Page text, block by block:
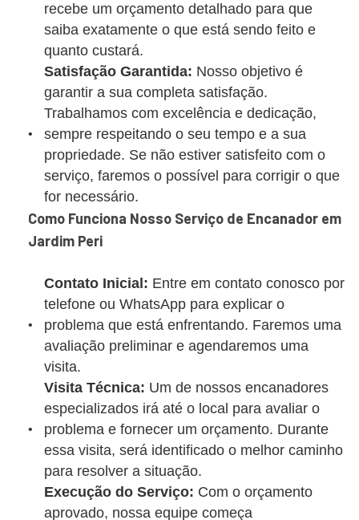
recebe um orçamento detalhado para que
saiba exatamente o que está sendo feito e
quanto custará.
Satisfação Garantida: Nosso objetivo é
garantir a sua completa satisfação.
Trabalhamos com excelência e dedicação,
sempre respeitando o seu tempo e a sua
propriedade. Se não estiver satisfeito com o
serviço, faremos o possível para corrigir o que
for necessário.
Como Funciona Nosso Serviço de Encanador em
Jardim Peri
Contato Inicial: Entre em contato conosco por
telefone ou WhatsApp para explicar o
problema que está enfrentando. Faremos uma
avaliação preliminar e agendaremos uma
visita.
Visita Técnica: Um de nossos encanadores
especializados irá até o local para avaliar o
problema e fornecer um orçamento. Durante
essa visita, será identificado o melhor caminho
para resolver a situação.
Execução do Serviço: Com o orçamento
aprovado, nossa equipe começa